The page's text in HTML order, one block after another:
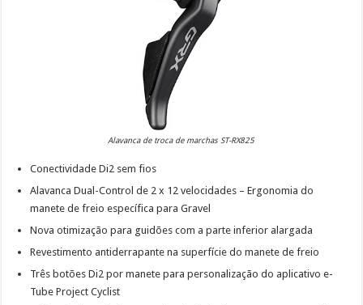
Alavanca de troca de marchas ST-RX825
Conectividade Di2 sem fios
Alavanca Dual-Control de 2 x 12 velocidades – Ergonomia do
manete de freio específica para Gravel
Nova otimização para guidões com a parte inferior alargada
Revestimento antiderrapante na superfície do manete de freio
Três botões Di2 por manete para personalização do aplicativo e-
Tube Project Cyclist